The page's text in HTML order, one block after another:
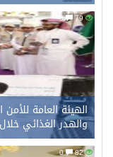
79
0
الهيئة العامة
والهدر الغذائي خلال
82
0